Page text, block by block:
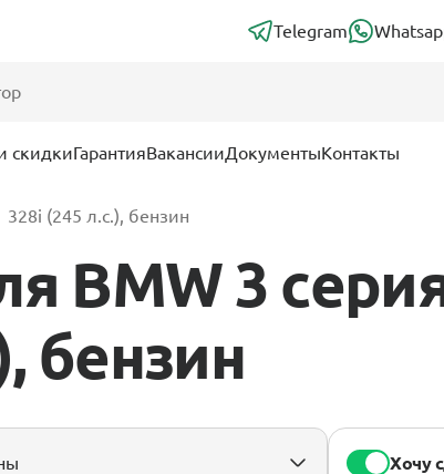
Telegram
скидкиГарантияВакансииДокументыКонтакты
328i (245 л.с.), бензин
BMW 3
бензин
Хочу